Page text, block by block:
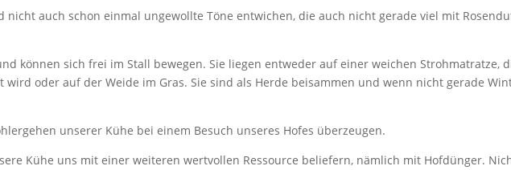
nicht auch schon einmal ungewollte Töne entwichen, die auch nicht gerade viel mit
können sich frei im Stall bewegen. Sie liegen entweder auf einer weichen Strohmatratze,
oder auf der Weide im Gras. Sie sind als Herde beisammen und wenn nicht gerade
unserer Kühe bei einem Besuch unseres Hofes überzeugen.
Kühe uns mit einer weiteren wertvollen Ressource beliefern, nämlich mit Hofdünger.